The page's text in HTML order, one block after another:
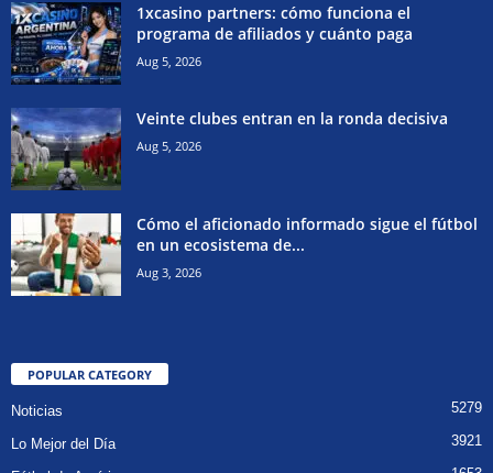
1xcasino partners: cómo funciona el
programa de afiliados y cuánto paga
Aug 5, 2026
Veinte clubes entran en la ronda decisiva
Aug 5, 2026
Cómo el aficionado informado sigue el fútbol
en un ecosistema de...
Aug 3, 2026
POPULAR CATEGORY
Noticias 5279
Lo Mejor del Día 3921